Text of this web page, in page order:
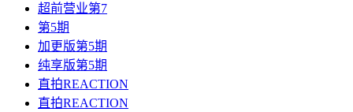
超前营业第7
第5期
加更版第5期
纯享版第5期
直拍REACTION
直拍REACTION